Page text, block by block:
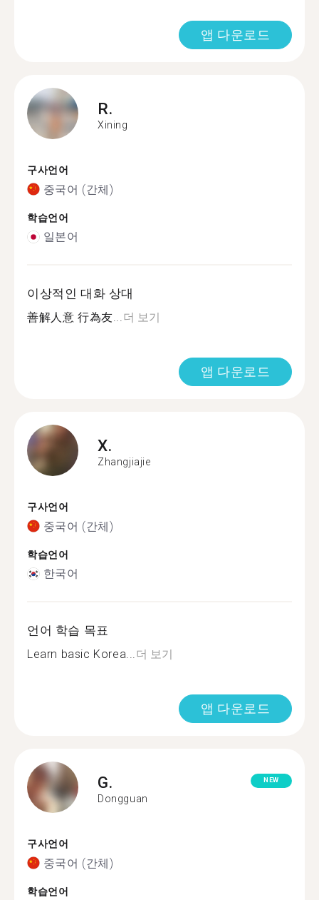
앱 다운로드
R.
Xining
구사언어
중국어 (간체)
학습언어
일본어
이상적인 대화 상대
善解人意 行為友...더 보기
앱 다운로드
X.
Zhangjiajie
구사언어
중국어 (간체)
학습언어
한국어
언어 학습 목표
Learn basic Korea...더 보기
앱 다운로드
G.
Dongguan
NEW
구사언어
중국어 (간체)
학습언어